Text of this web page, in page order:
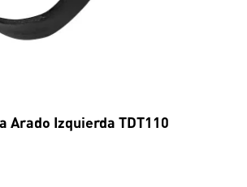
Arado Izquierda TDT110